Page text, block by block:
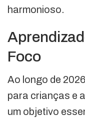
harmonioso.
Foco
Ao longo de
para crianças e
um objetivo